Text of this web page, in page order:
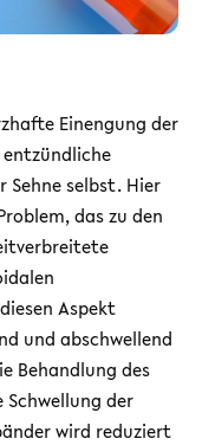
Einengung der
Sehne selbst. Hier
das zu den
Aspekt
und abschwellend
Behandlung des
der
wird reduziert